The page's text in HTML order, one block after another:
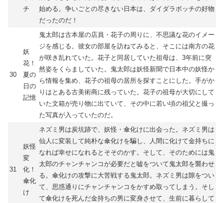
チ
始める。争いごとの尽きない日本は、ダイダラボッチの好物
だったのだ！
30
妖
花！
夏の
日の
記憶
鬼太郎は古本屋の店員・花子の周りに、不思議な花のイメー
ジを感じる。彼女の部屋を訪ねてみると、そこには南方の花
が咲き乱れていた。花子と同居していた祖母は、3年前に突
然姿をくらましていた。鬼太郎は妖怪新聞で日本中の妖怪か
ら情報を集め、花子の祖母の居所を探すことにした。手がか
りはとある古美術商に残っていた。花子の祖母が大切にして
いた文箱が売り物に出ていて、その中に若い頃の祖父と撮っ
た写真が入っていたのだ。
31
妖怪
変
化！
傘化
け
ネズミ男は炭坑跡で、妖怪・傘化けに出会った。ネズミ男は
仙人に変装して純朴な傘化けを騙し、人間に化けて金持ちに
なれば幸せになれるとそそのかす。そして、そのためには鬼
太郎のチャンチャンコが必要だと嘘をついて鬼太郎を襲わせ
る。傘化けの攻撃に大苦戦する鬼太郎。ネズミ男は隙をつい
て、思惑通りにチャンチャンコをかすめ取ってしまう。そし
て傘化けを死んだ金持ちの男に変身させて、生前に暮らして